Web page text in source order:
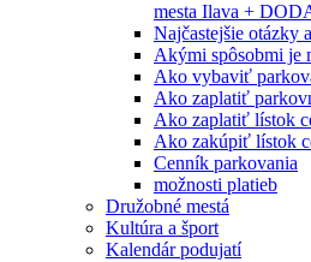
mesta Ilava +
Najčastejšie otázky
Akými spôsobmi je
Ako vybaviť
Ako zaplatiť
Ako zaplatiť lístok
Ako zakúpiť lístok
Cenník parkovania
možnosti platieb
Družobné mestá
Kultúra a šport
Kalendár podujatí